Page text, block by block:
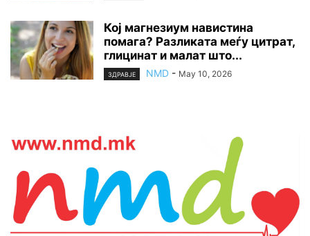
Кој магнезиум навистина
помага? Разликата меѓу цитрат,
глицинат и малат што...
ЗДРАВЈЕ NMD - May 10, 2026